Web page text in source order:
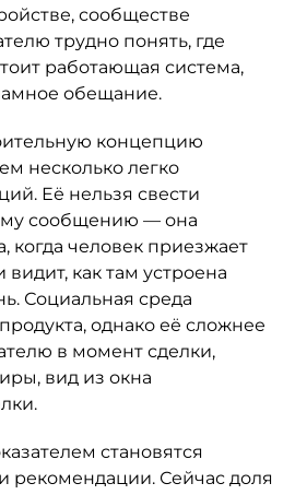
сообществе
трудно понять, где
работа­ющая система,
обещание.
концепцию
несколько легко
Её нельзя свести
сообщению — она
когда человек приезжает
видит, как там устроена
Социальная среда
однако её сложнее
в момент сделки,
вид из окна
становятся
рекомендации. Сейчас доля